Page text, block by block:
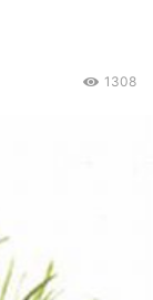
1308